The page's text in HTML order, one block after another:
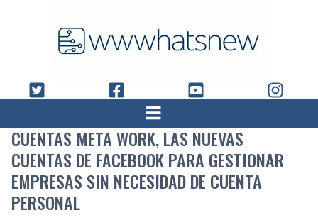
CUENTAS META WORK, LAS NUEVAS
CUENTAS DE FACEBOOK PARA GESTIONAR
EMPRESAS SIN NECESIDAD DE CUENTA
PERSONAL